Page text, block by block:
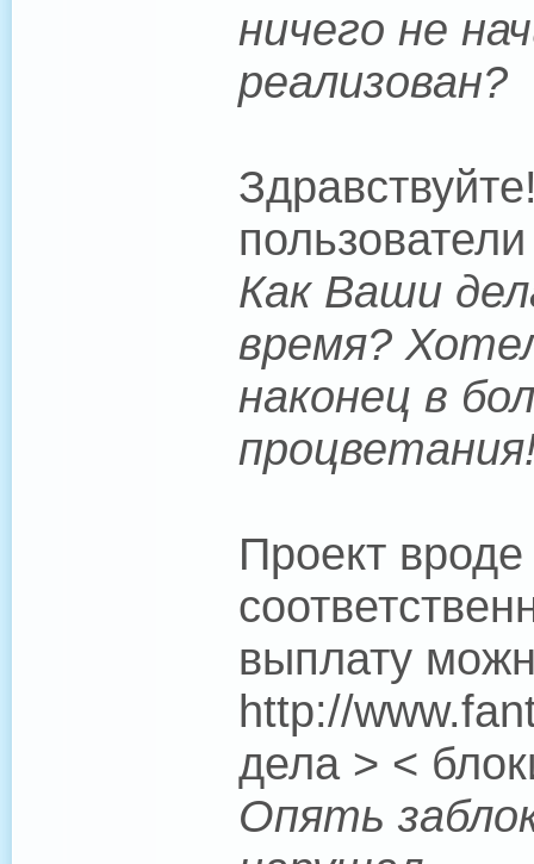
ничего не
реализован?
Как Ваши
время?
наконец в
Проект
выплату
http://
дела > <
Опять